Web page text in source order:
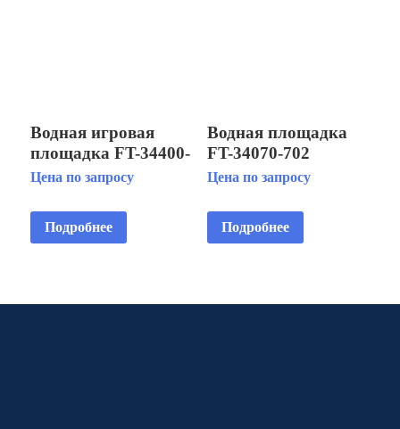
Водная игровая
площадка FT-34400-
500
Цена по запросу
Подробнее
Водная площадка
FT-34070-702
Цена по запросу
Подробнее